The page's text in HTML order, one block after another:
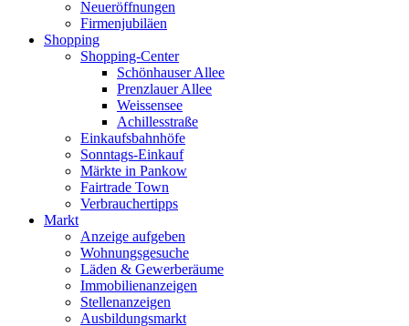
Neueröffnungen
Firmenjubiläen
Shopping
Shopping-Center
Schönhauser Allee
Prenzlauer Allee
Weissensee
Achillesstraße
Einkaufsbahnhöfe
Sonntags-Einkauf
Märkte in Pankow
Fairtrade Town
Verbrauchertipps
Markt
Anzeige aufgeben
Wohnungsgesuche
Läden & Gewerberäume
Immobilienanzeigen
Stellenanzeigen
Ausbildungsmarkt